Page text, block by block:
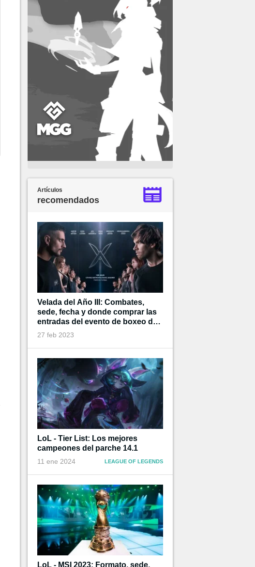
Artículos
recomendados
Velada del Año III: Combates,
sede, fecha y donde comprar las
entradas del evento de boxeo de
Ibai
27 feb 2023
LoL - Tier List: Los mejores
campeones del parche 14.1
11 ene 2024 LEAGUE OF LEGENDS
LoL - MSI 2023: Formato, sede,